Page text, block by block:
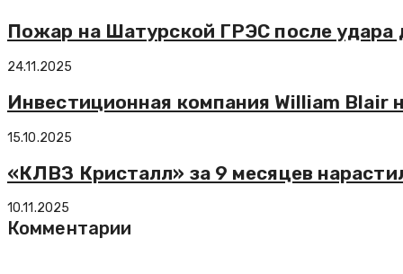
Пожар на Шатурской ГРЭС после удара
24.11.2025
Инвестиционная компания William
15.10.2025
«КЛВЗ Кристалл» за 9 месяцев
10.11.2025
Комментарии